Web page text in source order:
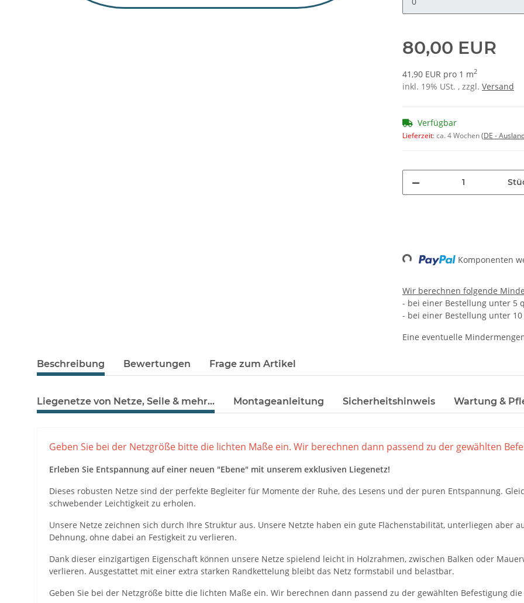
80,00 EUR
41,90 EUR pro 1 m2
inkl. 19% USt. , zzgl. Versand
Verfügbar
Lieferzeit:ca. 4 Wochen(DE -
Loading... Komponenten
Wir berechnen folgende
- bei einer Bestellung unter 5
- bei einer Bestellung unter
Eine eventuelle
Beschreibung Bewertungen Frage zum Artikel
Liegenetze von Netze, Seile & mehr... Montageanleitung Sicherheitshinweis Wartung &
Geben Sie bei der Netzgröße bitte die lichten Maße ein. Wir berechnen dann passend zu der gewählten
Erleben Sie Entspannung auf einer neuen "Ebene" mit unserem exklusiven Liegenetz!
Dieses robusten Netze sind der perfekte Begleiter für Momente der Ruhe, des Lesens und der puren Entspannung.
schwebender Leichtigkeit zu erholen.
Unsere Netze zeichnen sich durch Ihre Struktur aus. Unsere Netzte haben ein gute Flächenstabilität, unterliegen aber
Dehnung, ohne dabei an Festigkeit zu verlieren.
Dank dieser einzigartigen Eigenschaft können unsere Netze spielend leicht in Holzrahmen, zwischen Balken oder
verlieren. Ausgestattet mit einer extra starken Randkettelung bleibt das Netz formstabil und belastbar.
Geben Sie bei der Netzgröße bitte die lichten Maße ein. Wir berechnen dann passend zu der gewählten Befestigung